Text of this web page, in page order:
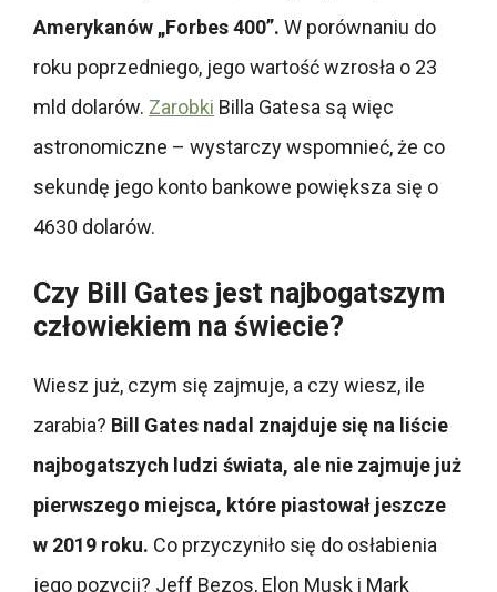
Amerykanów „Forbes 400”. W porównaniu do
roku poprzedniego, jego wartość wzrosła o 23
mld dolarów. Zarobki Billa Gatesa są więc
astronomiczne – wystarczy wspomnieć, że co
sekundę jego konto bankowe powiększa się o
4630 dolarów.
Czy Bill Gates jest najbogatszym
człowiekiem na świecie?
Wiesz już, czym się zajmuje, a czy wiesz, ile
zarabia? Bill Gates nadal znajduje się na liście
najbogatszych ludzi świata, ale nie zajmuje już
pierwszego miejsca, które piastował jeszcze
w 2019 roku. Co przyczyniło się do osłabienia
jego pozycji? Jeff Bezos, Elon Musk i Mark